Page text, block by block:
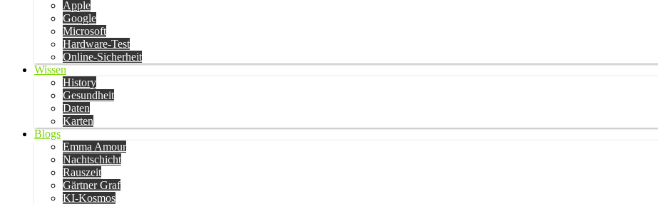
Apple
Google
Microsoft
Hardware-Test
Online-Sicherheit
Wissen
History
Gesundheit
Daten
Karten
Blogs
Emma Amour
Nachtschicht
Rauszeit
Gärtner Graf
KI-Kosmos